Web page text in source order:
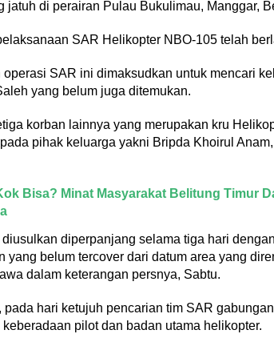
jatuh di perairan Pulau Bukulimau, Manggar,
SAR Helikopter NBO-105 telah
operasi SAR ini dimaksudkan untuk mencari
yang belum juga ditemukan.
korban lainnya yang merupakan kru
pihak keluarga yakni Bripda Khoirul
Bisa? Minat Masyarakat Belitung Timur
diusulkan diperpanjang selama tiga hari
yang belum tercover dari datum area yang
dalam keterangan persnya, Sabtu.
pada hari ketujuh pencarian tim SAR
pilot dan badan utama helikopter.